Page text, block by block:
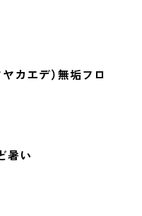
カエデ）無垢フロ
暑い